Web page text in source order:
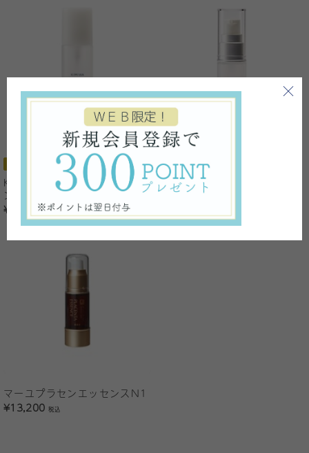
人気商品
KIMIWA プラセンＳローショ
ン
¥3,520税込
キャンペーン対象
KIMIWA プラセンエッセンス
マーユプラセンエッセンスN1
¥13,200税込